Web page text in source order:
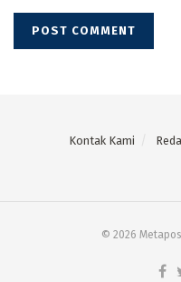
Kontak Kami
© 2026